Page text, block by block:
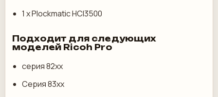
1 х Plockmatic HCI3500
Подходит для следующих
моделей Ricoh Pro
серия 82хх
Серия 83хх